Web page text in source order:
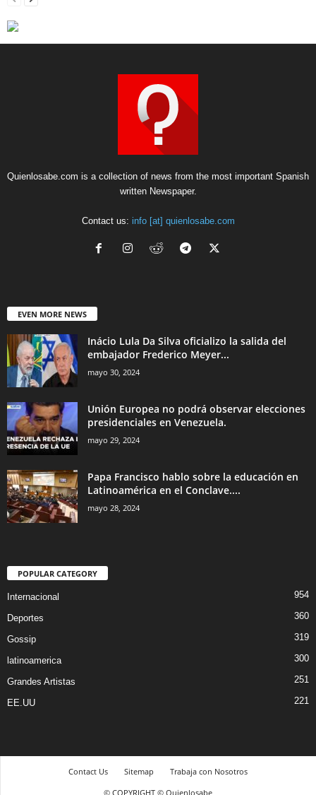
Quienlosabe.com is a collection of news from the most important Spanish
written Newspaper.
Contact us: info [at] quienlosabe.com
EVEN MORE NEWS
Inácio Lula Da Silva oficializo la salida del
embajador Frederico Meyer...
mayo 30, 2024
Unión Europea no podrá observar elecciones
presidenciales en Venezuela.
mayo 29, 2024
Papa Francisco hablo sobre la educación en
Latinoamérica en el Conclave....
mayo 28, 2024
POPULAR CATEGORY
Internacional 954
Deportes 360
Gossip 319
latinoamerica 300
Grandes Artistas 251
EE.UU 221
Contact Us Sitemap
Trabaja con Nosotros
© COPYRIGHT © Quienlosabe